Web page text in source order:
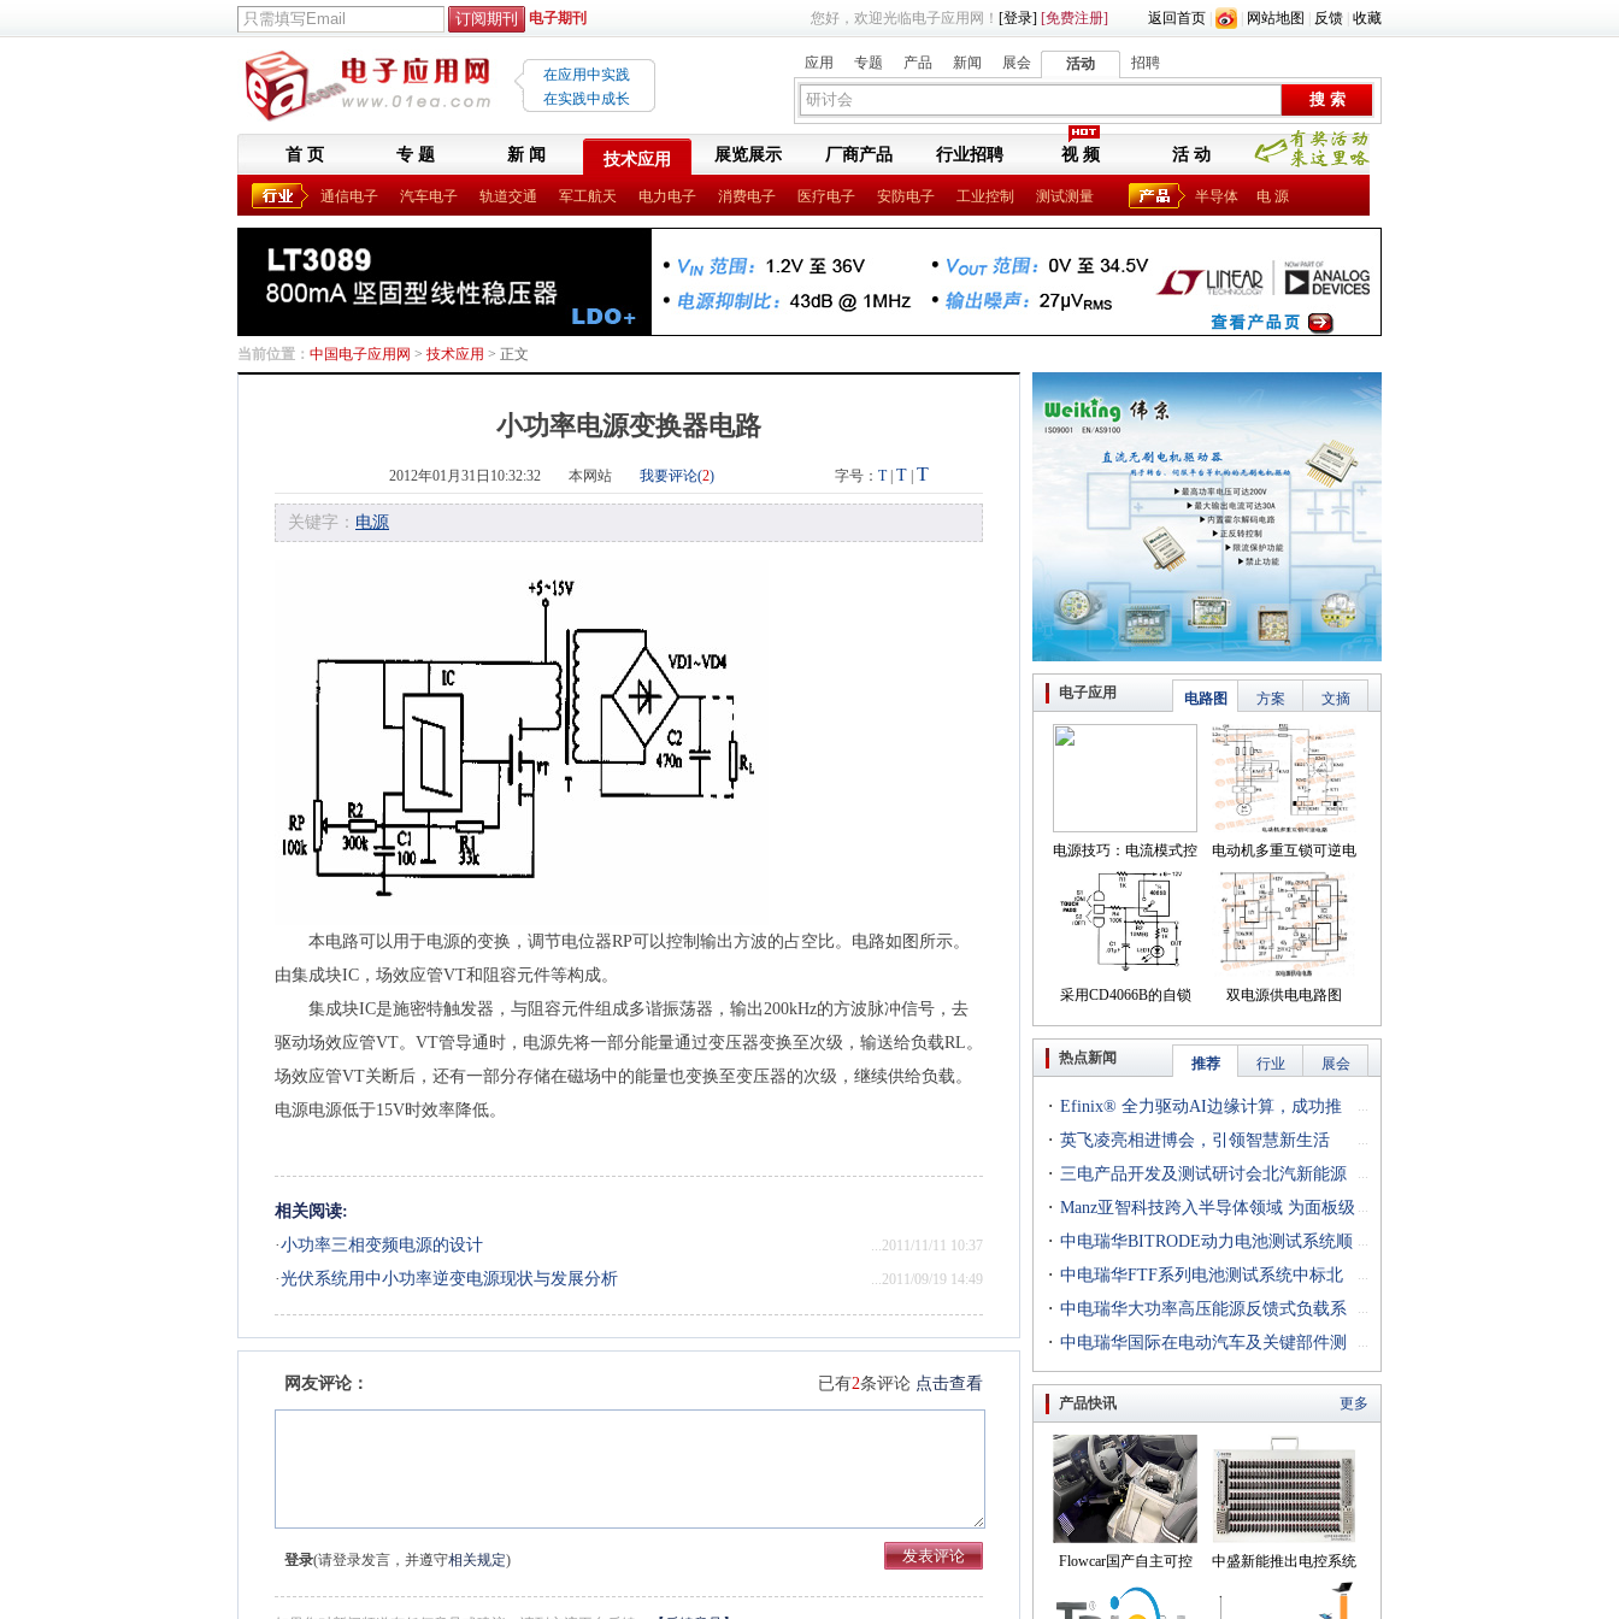
电子期刊 您好，欢迎光临电子应用网！ [登录] [免费注册] 返回首页 网站地图 反馈 收藏
在应用中实践
在实践中成长
应用 专题 产品 新闻 展会 活动 招聘
首 页 专 题 新 闻 技术应用 展览展示 厂商产品 行业招聘 视 频 活 动
通信电子 汽车电子 轨道交通 军工航天 电力电子 消费电子 医疗电子 安防电子 工业控制 测试测量 半导体 电 源
当前位置： 中国电子应用网 > 技术应用 > 正文
小功率电源变换器电路
2012年01月31日10:32:32 本网站 我要评论(2) 字号： T| T T
关键字： 电源
本电路可以用于电源的变换，调节电位器RP可以控制输出方波的占空比。电路如图所示。
由集成块IC，场效应管VT和阻容元件等构成。
集成块IC是施密特触发器，与阻容元件组成多谐振荡器，输出200kHz的方波脉冲信号，去
驱动场效应管VT。VT管导通时，电源先将一部分能量通过变压器变换至次级，输送给负载RL。
场效应管VT关断后，还有一部分存储在磁场中的能量也变换至变压器的次级，继续供给负载。
电源电源低于15V时效率降低。
相关阅读:
...2011/11/11 10:37
·小功率三相变频电源的设计
...2011/09/19 14:49
·光伏系统用中小功率逆变电源现状与发展分析
网友评论： 已有2条评论 点击查看
登录(请登录发言，并遵守相关规定)
电子应用 文摘
方案
电路图
电源技巧：电流模式控
制简化了对降压LED稳
压器的补偿
电动机多重互锁可逆电
路
采用CD4066B的自锁
式触摸开关电路
双电源供电电路图
热点新闻 展会
行业
推荐
...
· Efinix® 全力驱动AI边缘计算，成功推
出Trion™ T20 FPGA样品, 同时将产品扩展
到二十万逻辑单元的T200 FPGA
...
· 英飞凌亮相进博会，引领智慧新生活
...
· 三电产品开发及测试研讨会北汽新能源
专场成功举行
...
· Manz亚智科技跨入半导体领域 为面板级
扇出型封装提供化学湿制程、涂布及激光应
用等生产设备解决方案
...
· 中电瑞华BITRODE动力电池测试系统顺
利交付北汽新能源
...
· 中电瑞华FTF系列电池测试系统中标北
京新能源汽车股份有限公司
...
· 中电瑞华大功率高压能源反馈式负载系
统成功交付中电熊猫
...
· 中电瑞华国际在电动汽车及关键部件测
评研讨会上演绎先进测评技术
产品快讯 更多
Flowcar国产自主可控
自动驾驶机器人来到我
中盛新能推出电控系统
控制器BOB集成断线